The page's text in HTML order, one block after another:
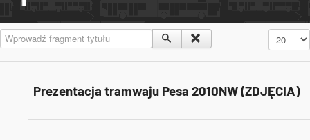
Wprowadź fragment tytułu Pokaż #
Prezentacja tramwaju Pesa 2010NW (ZDJĘCIA)